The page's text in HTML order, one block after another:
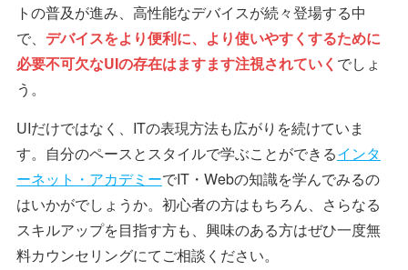
トの普及が進み、高性能なデバイスが続々登場する中
で、 デバイスをより便利に、より使いやすくするために
必要不可欠なUIの存在はますます注視されていく でしょ
う。
UIだけではなく、ITの表現方法も広がりを続けていま
す。自分のペースとスタイルで学ぶことができるインタ
ーネット・アカデミーでIT・Webの知識を学んでみるの
はいかがでしょうか。初心者の方はもちろん、さらなる
スキルアップを目指す方も、興味のある方はぜひ一度無
料カウンセリングにてご相談ください。